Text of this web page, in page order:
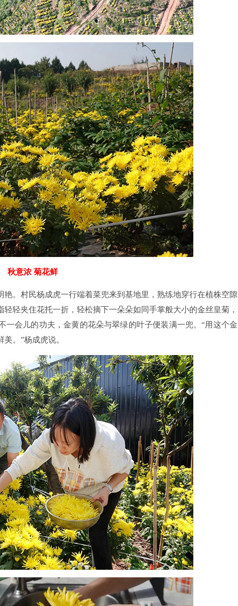
秋意浓 菊花鲜
。村民杨成虎一行端着菜兜来到基地里，熟练地穿行在植株空隙
轻夹住花托一折，轻松摘下一朵朵如同手掌般大小的金丝皇菊，
一会儿的功夫，金黄的花朵与翠绿的叶子便装满一兜。“用这个金
。”杨成虎说。